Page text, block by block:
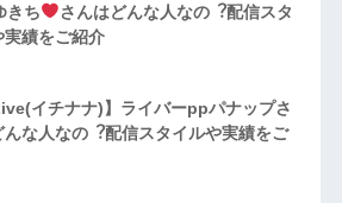
きち
さんはどんな人なの︖配信スタ
実績をご紹介
イチナナ)】ライバーppパナップさ
んな人なの︖配信スタイルや実績をご